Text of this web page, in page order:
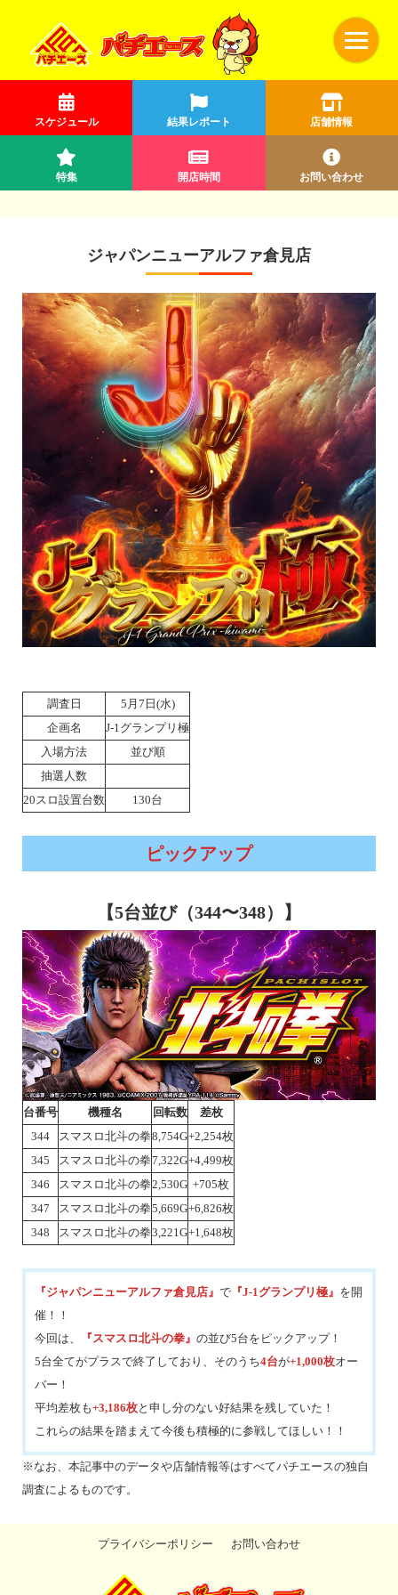
スケジュール 結果レポート 店舗情報
特集 開店時間 お問い合わせ
ジャパンニューアルファ倉見店
調査日
5月7日(水)
企画名
J-1グランプリ極
入場方法
並び順
抽選人数
20スロ設置台数
130台
ピックアップ
【5台並び（344〜348）】
台番号 機種名 回転数
差枚
344
スマスロ北斗の拳8,754G+2,254枚
345
スマスロ北斗の拳7,322G+4,499枚
346
スマスロ北斗の拳2,530G +705枚
347
スマスロ北斗の拳5,669G+6,826枚
348
スマスロ北斗の拳3,221G+1,648枚
『ジャパンニューアルファ倉見店』 で 『J-1グランプリ極』 を開
催！！
今回は、
『スマスロ北斗の拳』 の並び5台をピックアップ！
5台全てがプラスで終了しており、そのうち4台が+1,000枚オー
バー！
平均差枚も+3,186枚と申し分のない好結果を残していた！
これらの結果を踏まえて今後も積極的に参戦してほしい！！
※なお、本記事中のデータや店舗情報等はすべてパチエースの独自
調査によるものです。
プライバシーポリシー お問い合わせ